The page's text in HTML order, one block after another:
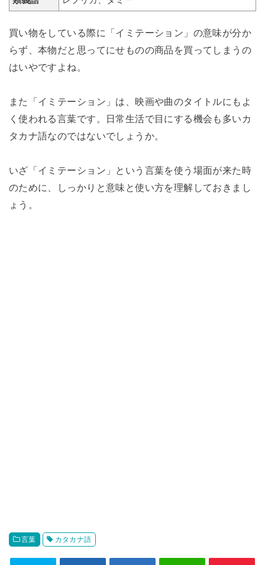
買い物をしている際に「イミテーション」の意味が分か
らず、本物だと思ってにせものの商品を買ってしまうの
はいやですよね。
また「イミテーション」は、映画や曲のタイトルにもよ
く使われる言葉です。日常生活で目にする機会も多いカ
タカナ語なのではないでしょうか。
いざ「イミテーション」という言葉を使う場面が来た時
のために、しっかりと意味と使い方を理解しておきまし
ょう。
言葉 カタカナ語